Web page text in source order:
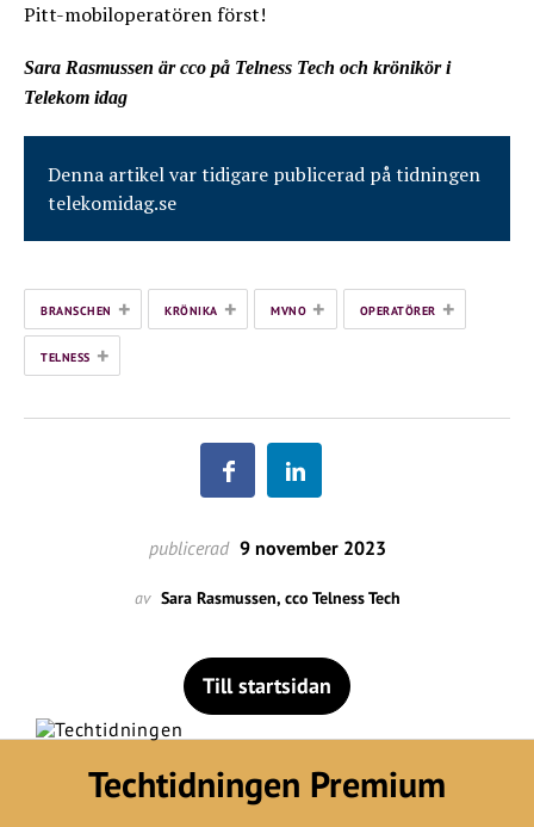
Pitt-mobiloperatören först!
Sara Rasmussen är cco på Telness Tech och krönikör i
Telekom idag
Denna artikel var tidigare publicerad på tidningen
telekomidag.se
BRANSCHEN + KRÖNIKA + MVNO + OPERATÖRER +
TELNESS +
publicerad 9 november 2023
av Sara Rasmussen, cco Telness Tech
Till startsidan
Techtidningen Premium